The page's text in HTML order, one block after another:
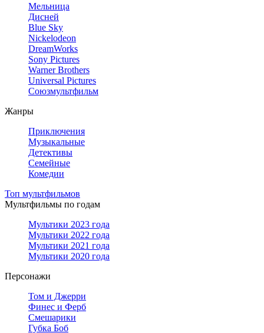
Мельница
Дисней
Blue Sky
Nickelodeon
DreamWorks
Sony Pictures
Warner Brothers
Universal Pictures
Союзмультфильм
Жанры
Приключения
Музыкальные
Детективы
Семейные
Комедии
Топ мультфильмов
Мультфильмы по годам
Мультики 2023 года
Мультики 2022 года
Мультики 2021 года
Мультики 2020 года
Персонажи
Том и Джерри
Финес и Ферб
Смешарики
Губка Боб